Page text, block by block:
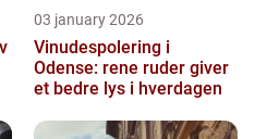
03 january 2026
Vinudespolering i
Odense: rene ruder giver
et bedre lys i hverdagen